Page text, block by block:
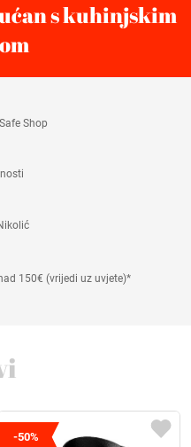
s kuhinjskim
Shop
150€ (vrijedi uz uvjete)*
-50%